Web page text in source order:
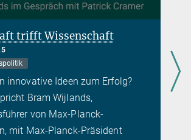
trifft Wissenschaft
innovative Ideen zum Erfolg?
Bram Wijlands,
von Max-Planck-
mit Max-Planck-Präsident